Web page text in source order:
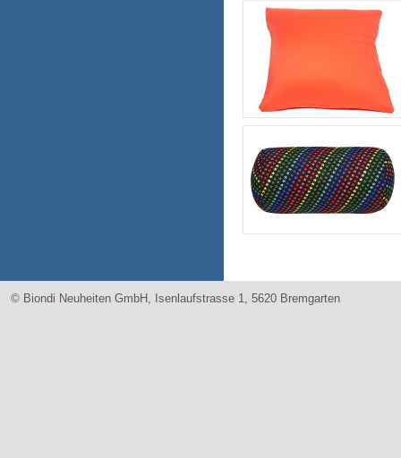
© Biondi Neuheiten GmbH, Isenlaufstrasse 1, 5620 Bremgarten